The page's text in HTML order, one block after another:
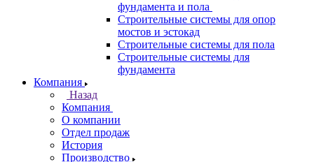
фундамента и пола
Строительные системы для опор
мостов и эстокад
Строительные системы для пола
Строительные системы для
фундамента
Компания
Назад
Компания
О компании
Отдел продаж
История
Производство